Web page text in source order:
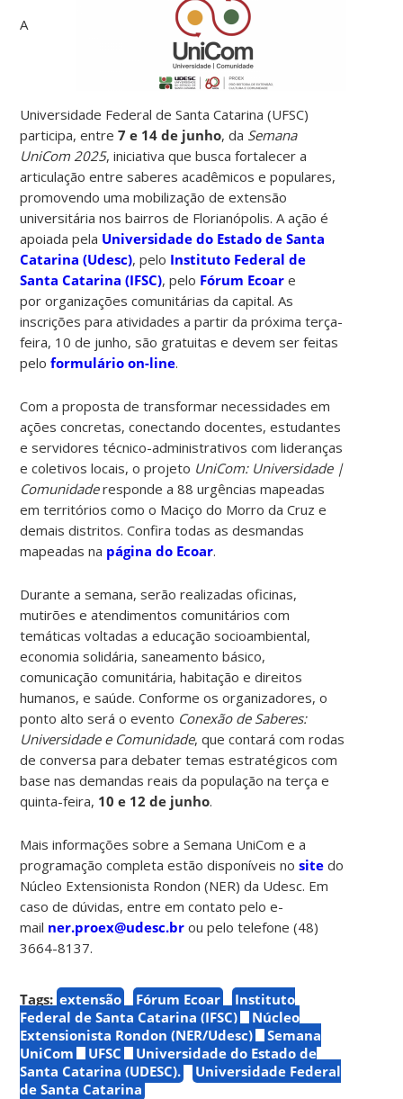
A
Universidade Federal de Santa Catarina (UFSC)
participa, entre7 e 14 de junho, da Semana
UniCom 2025, iniciativa que busca fortalecer a
articulação entre saberes acadêmicos e populares,
promovendo uma mobilização de extensão
universitária nos bairros de Florianópolis. A ação é
apoiada pela Universidade do Estado de Santa
Catarina (Udesc), pelo Instituto Federal de
Santa Catarina (IFSC), pelo Fórum Ecoar e
por organizações comunitárias da capital. As
inscrições para atividades a partir da próxima terça-
feira, 10 de junho, são gratuitas e devem ser feitas
peloformulário on-line.
Com a proposta de transformar necessidades em
ações concretas, conectando docentes, estudantes
e servidores técnico-administrativos com lideranças
e coletivos locais, o projeto UniCom: Universidade |
Comunidaderesponde a 88 urgências mapeadas
em territórios como o Maciço do Morro da Cruz e
demais distritos. Confira todas as desmandas
mapeadas na página do Ecoar.
Durante a semana, serão realizadas oficinas,
mutirões e atendimentos comunitários com
temáticas voltadas a educação socioambiental,
economia solidária, saneamento básico,
comunicação comunitária, habitação e direitos
humanos, e saúde. Conforme os organizadores, o
ponto alto será o evento Conexão de Saberes:
Universidade e Comunidade, que contará com rodas
de conversa para debater temas estratégicos com
base nas demandas reais da população na terça e
quinta-feira, 10 e 12 de junho.
Mais informações sobre a Semana UniCom e a
programação completa estão disponíveis nosite do
Núcleo Extensionista Rondon (NER) da Udesc. Em
caso de dúvidas, entre em contato pelo e-
mail ner.proex@udesc.br ou pelo telefone (48)
3664-8137.
Tags: extensão Fórum Ecoar
Instituto
Federal de Santa Catarina (IFSC)
Núcleo
Extensionista Rondon (NER/Udesc)
Semana
UniCom
UFSC
Universidade do Estado de
Santa Catarina (UDESC).
Universidade Federal
de Santa Catarina